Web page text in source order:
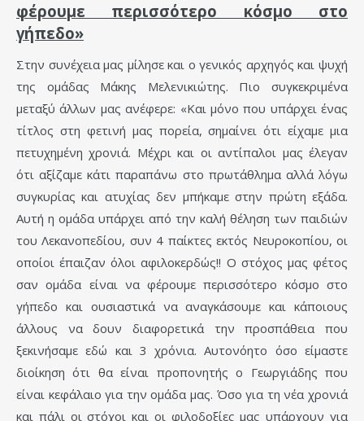
φέρουμε περισσότερο κόσμο στο
γήπεδο»
Στην συνέχεια μας μίλησε και ο γενικός αρχηγός και ψυχή
της ομάδας Μάκης Μελενικιώτης. Πιο συγκεκριμένα
μεταξύ άλλων μας ανέφερε: «Και μόνο που υπάρχει ένας
τίτλος στη φετινή μας πορεία, σημαίνει ότι είχαμε μια
πετυχημένη χρονιά. Μέχρι και οι αντίπαλοι μας έλεγαν
ότι αξίζαμε κάτι παραπάνω στο πρωτάθλημα αλλά λόγω
συγκυρίας και ατυχίας δεν μπήκαμε στην πρώτη εξάδα.
Αυτή η ομάδα υπάρχει από την καλή θέληση των παιδιών
του Λεκανοπεδίου, συν 4 παίκτες εκτός Νευροκοπίου, οι
οποίοι έπαιζαν όλοι αφιλοκερδώς!! Ο στόχος μας φέτος
σαν ομάδα είναι να φέρουμε περισσότερο κόσμο στο
γήπεδο και ουσιαστικά να αναγκάσουμε και κάποιους
άλλους να δουν διαφορετικά την προσπάθεια που
ξεκινήσαμε εδώ και 3 χρόνια. Αυτονόητο όσο είμαστε
διοίκηση ότι θα είναι προπονητής ο Γεωργιάδης που
είναι κεφάλαιο για την ομάδα μας. Όσο για τη νέα χρονιά
και πάλι οι στόχοι και οι φιλοδοξίες μας υπάρχουν για